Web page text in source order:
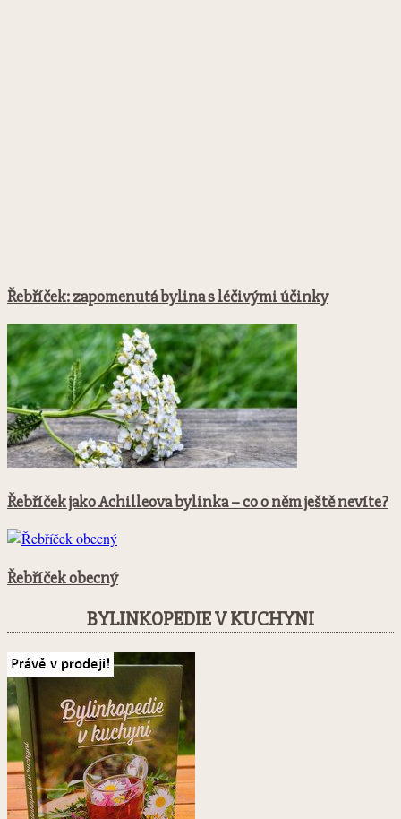
Řebříček: zapomenutá bylina s léčivými účinky
Řebříček jako Achilleova bylinka – co o něm ještě nevíte?
Řebříček obecný
BYLINKOPEDIE V KUCHYNI